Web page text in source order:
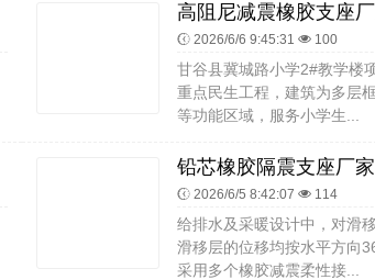
2026/6/6 9:45:31 100
甘谷县冀城路小学2#教学楼
重点民生工程，建筑为多层
等功能区域，服务小学生...
2026/6/5 8:42:07 114
给排水及采暖设计中，对滑
滑移层的位移均按水平方向
采用多个橡胶减震柔性接...